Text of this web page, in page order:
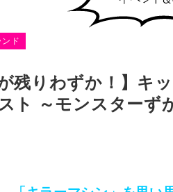
ンド
残りわずか！】キ
ト ～モンスターず